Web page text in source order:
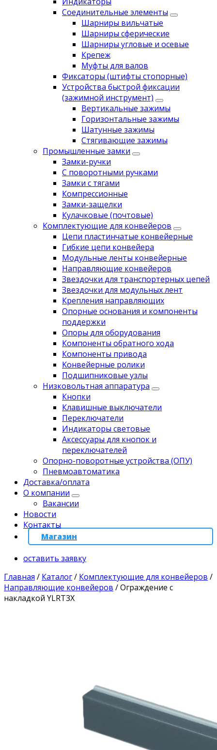
Соединительные элементы
Шарниры вильчатые
Шарниры сферические
Шарниры угловые и осевые
Крепеж
Муфты для валов
Фиксаторы (штифты стопорные)
Устройства быстрой фиксации
(зажимной инструмент)
Вертикальные зажимы
Горизонтальные зажимы
Шатунные зажимы
Стягивающие зажимы
Промышленные замки
Замки-ручки
С поворотными ручками
Замки с тягами
Компрессионные
Замки-защелки
Кулачковые (почтовые)
Комплектующие для конвейеров
Цепи пластинчатые конвейерные
Гибкие цепи конвейера
Модульные ленты конвейерные
Направляющие конвейеров
Звездочки для транспортерных цепей
Звездочки для модульных лент
Крепления направляющих
Опорные основания и компоненты
поддержки
Опоры для оборудования
Компоненты обратного хода
Компоненты привода
Koнвейерныe pолики
Подшипниковые узлы
Низковольтная аппаратура
Кнопки
Клавишные выключатели
Переключатели
Индикаторы световые
Аксессуары для кнопок и
переключателей
Опорно-поворотные устройства (ОПУ)
Пневмоавтоматика
Доставка/оплата
О компании
Вакансии
Новости
Контакты
Магазин
оставить заявку
Главная / Каталог/ Комплектующие для конвейеров /
Направляющие конвейеров /Ограждение с
накладкой YLRT3X